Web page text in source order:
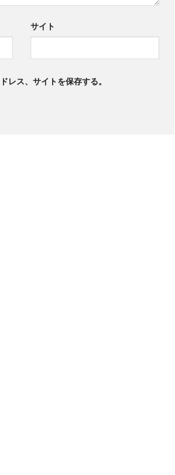
サイト
レス、サイトを保存する。